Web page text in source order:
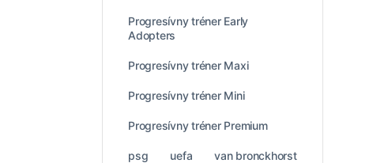
Progresívny tréner Early
Adopters
Progresívny tréner Maxi
Progresívny tréner Mini
Progresívny tréner Premium
psg uefa van bronckhorst